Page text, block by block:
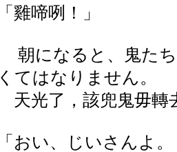
「雞啼咧！」
朝になると、鬼た
くてはなりません。
天光了，該兜鬼毋轉
「おい、じいさんよ。